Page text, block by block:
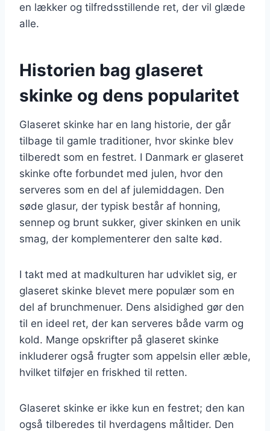
en lækker og tilfredsstillende ret, der vil glæde
alle.
Historien bag glaseret
skinke og dens popularitet
Glaseret skinke har en lang historie, der går
tilbage til gamle traditioner, hvor skinke blev
tilberedt som en festret. I Danmark er glaseret
skinke ofte forbundet med julen, hvor den
serveres som en del af julemiddagen. Den
søde glasur, der typisk består af honning,
sennep og brunt sukker, giver skinken en unik
smag, der komplementerer den salte kød.
I takt med at madkulturen har udviklet sig, er
glaseret skinke blevet mere populær som en
del af brunchmenuer. Dens alsidighed gør den
til en ideel ret, der kan serveres både varm og
kold. Mange opskrifter på glaseret skinke
inkluderer også frugter som appelsin eller æble,
hvilket tilføjer en friskhed til retten.
Glaseret skinke er ikke kun en festret; den kan
også tilberedes til hverdagens måltider. Den